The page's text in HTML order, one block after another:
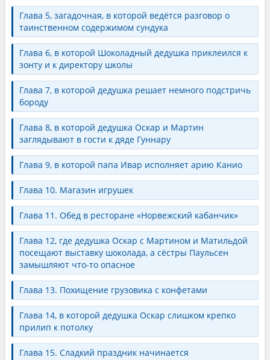
Глава 5, загадочная, в которой ведётся разговор о
таинственном содержимом сундука
Глава 6, в которой Шоколадный дедушка приклеился к
зонту и к директору школы
Глава 7, в которой дедушка решает немного подстричь
бороду
Глава 8, в которой дедушка Оскар и Мартин
заглядывают в гости к дяде Гуннару
Глава 9, в которой папа Ивар исполняет арию Канио
Глава 10. Магазин игрушек
Глава 11. Обед в ресторане «Норвежский кабанчик»
Глава 12, где дедушка Оскар с Мартином и Матильдой
посещают выставку шоколада, а сёстры Паульсен
замышляют что-то опасное
Глава 13. Похищение грузовика с конфетами
Глава 14, в которой дедушка Оскар слишком крепко
прилип к потолку
Глава 15. Сладкий праздник начинается